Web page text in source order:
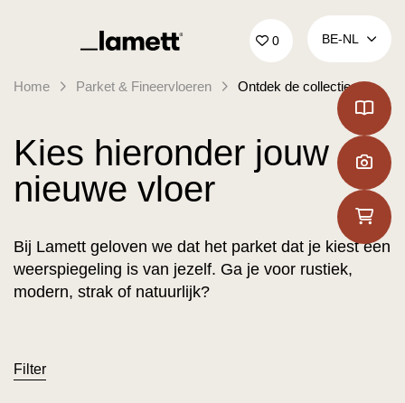
Terug naar home 0 BE‑NL
Home Parket & Fineervloeren Ontdek de collecties
Kies hieronder jouw
nieuwe vloer
Bij Lamett geloven we dat het parket dat je kiest een
weerspiegeling is van jezelf. Ga je voor rustiek,
modern, strak of natuurlijk?
Filter